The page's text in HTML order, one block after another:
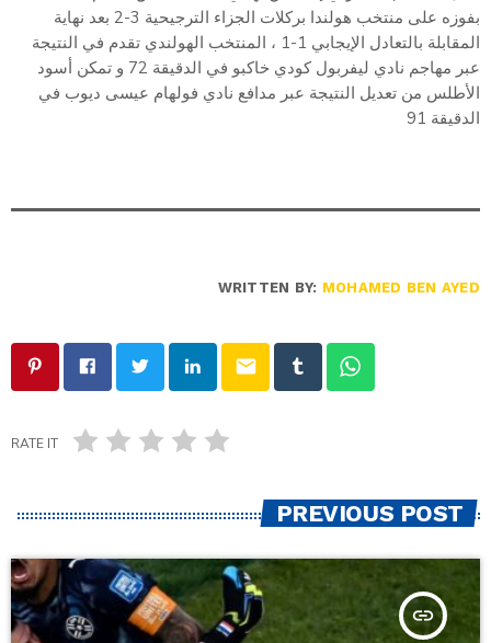
بفوزه على منتخب هولندا بركلات الجزاء الترجيحية 3-2 بعد نهاية
المقابلة بالتعادل الإيجابي 1-1 ، المنتخب الهولندي تقدم في النتيجة
عبر مهاجم نادي ليفربول كودي خاكبو في الدقيقة 72 و تمكن أسود
الأطلس من تعديل النتيجة عبر مدافع نادي فولهام عيسى ديوب في
الدقيقة 91
WRITTEN BY: MOHAMED BEN AYED
email
RATE IT
PREVIOUS POST
insert_link